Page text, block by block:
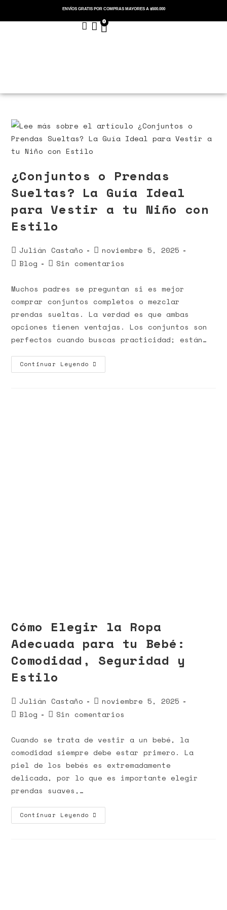
ENVÍOS GRATIS POR COMPRAS MAYORES A $500.000
0
¿Conjuntos o Prendas
Sueltas? La Guía Ideal
para Vestir a tu Niño con
Estilo
Julián Castaño
noviembre 5, 2025
Blog
Sin comentarios
Muchos padres se preguntan si es mejor
comprar conjuntos completos o mezclar
prendas sueltas. La verdad es que ambas
opciones tienen ventajas. Los conjuntos son
perfectos cuando buscas practicidad; están…
Continuar Leyendo
Cómo Elegir la Ropa
Adecuada para tu Bebé:
Comodidad, Seguridad y
Estilo
Julián Castaño
noviembre 5, 2025
Blog
Sin comentarios
Cuando se trata de vestir a un bebé, la
comodidad siempre debe estar primero. La
piel de los bebés es extremadamente
delicada, por lo que es importante elegir
prendas suaves,…
Continuar Leyendo